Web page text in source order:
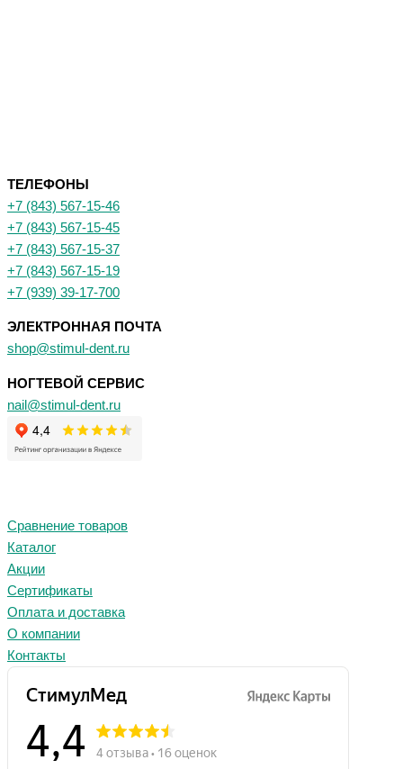
ТЕЛЕФОНЫ
+7 (843) 567-15-46
+7 (843) 567-15-45
+7 (843) 567-15-37
+7 (843) 567-15-19
+7 (939) 39-17-700
ЭЛЕКТРОННАЯ ПОЧТА
shop@stimul-dent.ru
НОГТЕВОЙ СЕРВИС
nail@stimul-dent.ru
Сравнение товаров
Каталог
Акции
Сертификаты
Оплата и доставка
О компании
Контакты